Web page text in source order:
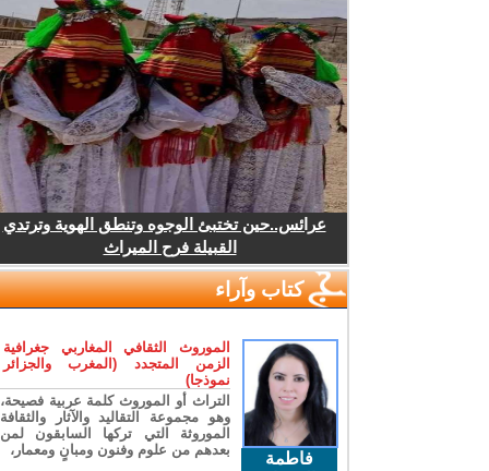
عرائس..حين تختبئ الوجوه وتنطق الهوية وترتدي
القبيلة فرح الميراث
كتاب وآراء
فاطمة
الموروث الثقافي المغاربي جغرافية
الزمن المتجدد (المغرب والجزائر
نموذجا)
التراث أو الموروث كلمة عربية فصيحة،
وهو مجموعة التقاليد والآثار والثقافة
الموروثة التي تركها السابقون لمن
بعدهم من علوم وفنون ومبانٍ ومعمار،